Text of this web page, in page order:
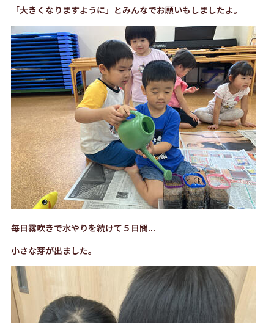
「大きくなりますように」とみんなでお願いもしましたよ。
毎日霧吹きで水やりを続けて５日間...
小さな芽が出ました。